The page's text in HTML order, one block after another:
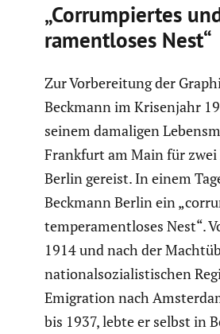
„Corrum­piertes
ra­ment­loses Nest“
Zur Vorbe­rei­tung der
Beckmann im Krisen­jahr
seinem damaligen
Frankfurt am Main für zwei
Berlin gereist. In einem
Beckmann Berlin ein
tempe­ra­ment­loses Nest“.
1914 und nach der
natio­nal­so­zia­lis­ti­schen
Emigra­tion nach
bis 1937, lebte er selbst in